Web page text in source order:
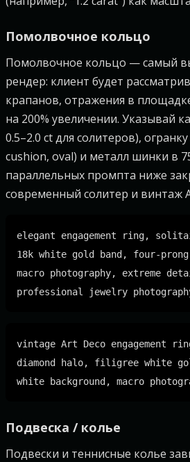
Помолвочное кольцо
Помолвочное кольцо — самый
рендер: клиент будет
крапанов, отражения в
на 200% увеличении. Указывай
0.5–2.0 ct для солитеров),
cushion, oval) и металл шинки в
параллельных промпта ниже
современный солитер и винтаж
elegant engagement ring,
18k white gold band, four-
macro photography, extreme
vintage Art Deco engagement
diamond halo, filigree white
Подвеска / колье
Подвески и теннисные колье